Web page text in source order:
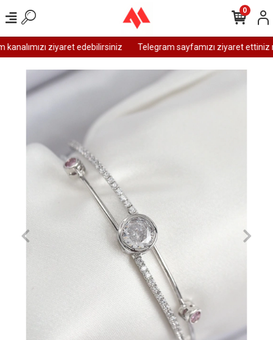
ziyaret edebilirsiniz Telegram sayfamızı ziyaret ettiniz
0